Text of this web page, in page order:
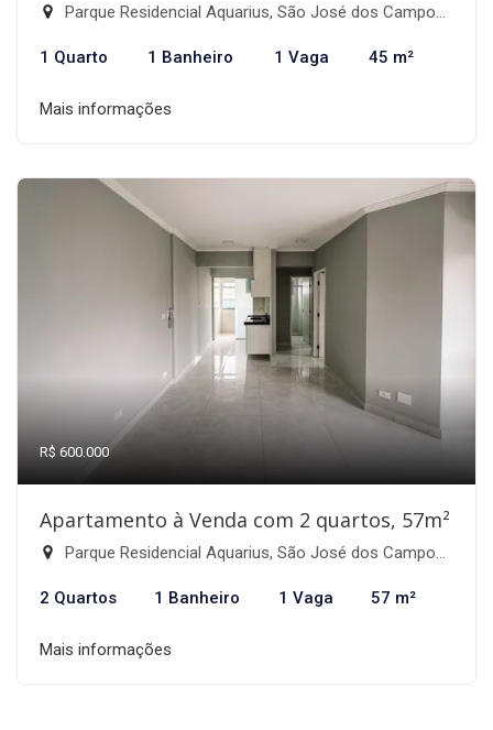
Parque Residencial Aquarius, São José dos Campos-SP
1 Quarto 1 Banheiro 1 Vaga 45 m²
Mais informações
R$ 600.000
Apartamento à Venda com 2 quartos, 57m²
Parque Residencial Aquarius, São José dos Campos-SP
2 Quartos 1 Banheiro 1 Vaga 57 m²
Mais informações